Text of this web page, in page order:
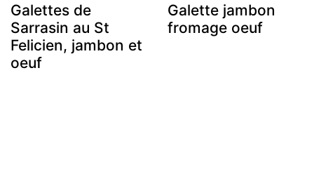
Galettes de
Sarrasin au St
Felicien, jambon et
oeuf
Galette jambon
fromage oeuf